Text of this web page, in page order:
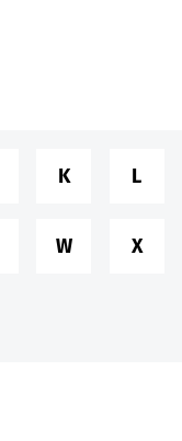
K L
W X